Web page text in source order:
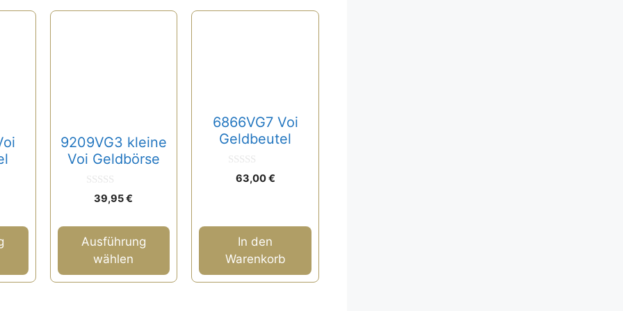
9209VG3 kleine
Voi Geldbörse
39,95€
Ausführung
wählen
Optionen
können
gewählt
6866VG7 Voi
Geldbeutel
63,00€
In den
Warenkorb